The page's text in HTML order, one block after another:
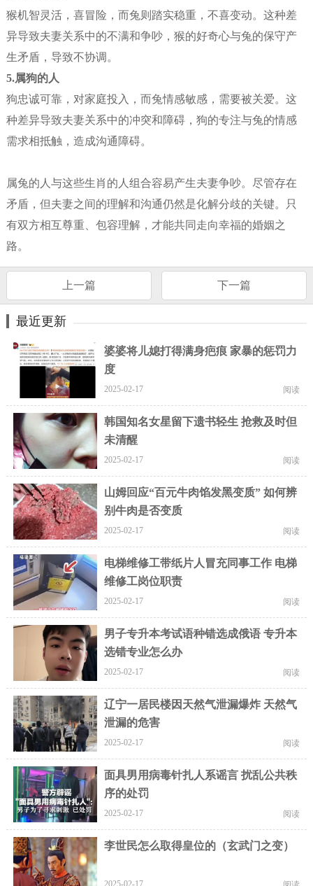
猴机智灵活，喜冒险，而兔则踏实稳重，不喜变动。这种差
异导致夫妻关系中的不满和争吵，猴的好奇心与兔的保守产
生矛盾，导致不协调。
5.属狗的人
狗忠诚可靠，对家庭投入，而兔情感敏感，需要被关爱。这
种差异导致夫妻关系中的冲突和障碍，狗的专注与兔的情感
需求相抵触，造成沟通障碍。
属兔的人与这些生肖的人组合容易产生夫妻争吵。尽管存在
矛盾，但夫妻之间的理解和沟通仍然是化解分歧的关键。只
有双方相互尊重、包容理解，才能共同走向幸福的婚姻之
路。
上一篇 下一篇
最近更新
婆婆将儿媳打得满身疤痕 家暴的惩罚力
度
2025-02-17 阅读
韩国知名女星留下遗书轻生 抢救及时但
未清醒
2025-02-17 阅读
山姆回应“百元牛肉馅发黑变质” 如何辨
别牛肉是否变质
2025-02-17 阅读
电梯维修工带纸片人冒充同事工作 电梯
维修工岗位职责
2025-02-17 阅读
男子专升本考试语种错选成俄语 专升本
选错专业怎么办
2025-02-17 阅读
辽宁一居民楼因天然气泄漏爆炸 天然气
泄漏的危害
2025-02-17 阅读
面具男用病毒针扎人系谣言 扰乱公共秩
序的处罚
2025-02-17 阅读
李世民怎么取得皇位的（玄武门之变）